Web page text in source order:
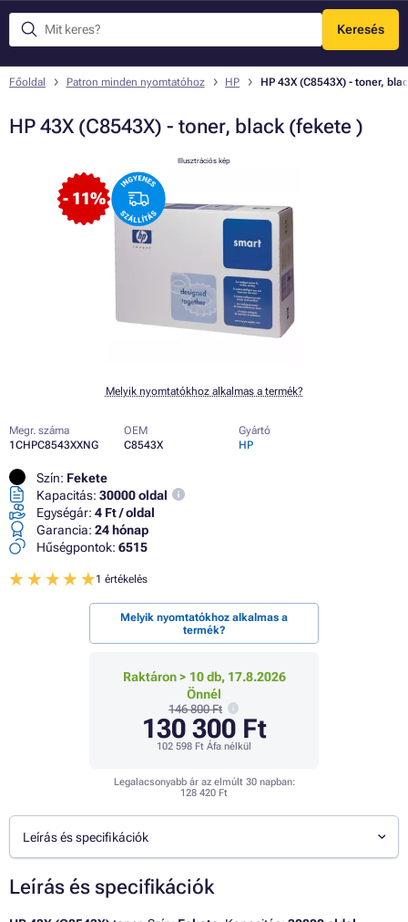
Keresés
Menü
Főoldal Patron minden nyomtatóhoz HP HP 43X (C8543X) - toner,
HP 43X (C8543X) - toner, black (fekete )
- 11%
Illusztrációs kép
Melyik nyomtatókhoz alkalmas a termék?
Megr. száma
1CHPC8543XXNG
OEM
C8543X
Gyártó
HP
Szín: Fekete
Kapacitás: 30000 oldal
Egységár: 4 Ft / oldal
Garancia: 24 hónap
Hűségpontok: 6515
1 értékelés
Melyik nyomtatókhoz alkalmas a
termék?
Raktáron > 10 db, 17.8.2026
Önnél
146 800 Ft
130 300 Ft
102 598 Ft Áfa nélkül
Legalacsonyabb ár az elmúlt 30 napban:
128 420 Ft
Leírás és specifikációk
Leírás és specifikációk